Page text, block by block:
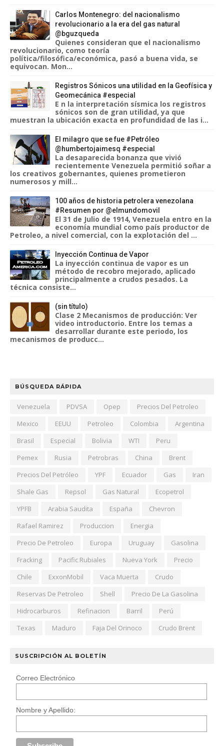
Carlos Montenegro: del nacionalismo
revolucionario a la era del gas natural
@bguzqueda
Quienes consideran que el nacionalismo
revolucionario, como teoría
política/filosófica/económica, pasó a buena vida, se
equivocan. Mon...
Registros Sónicos una utilidad en la Geofísica y
Geomecánica #especial
E n la interpretación sísmica los registros
sónicos son de gran utilidad, ya que
muestran la ubicación exacta en profundidad de las i...
El milagro que se fue #Petróleo
@humbertojaimesq #especial
La desaparecida bonanza que vivió
recientemente Venezuela permitió soñar a
los creativos gobernantes, quienes prometieron
numerosos y mill...
100 años de historia petrolera venezolana
#Resumen por @elmundomovil
El 31 de Julio de 1914, Venezuela entro en la
economía mundial como país productor de
Petroleo, a nivel comercial, con la explotación del ...
Inyección Continua de Vapor
La inyección continua de vapor es un
método de recobro mejorado, aplicado
principalmente a crudos pesados. La
técnica consiste...
(sin título)
Clase 2 Mecanismos de producción: Ver
video introductorio. Entre los temas a
desarrollar durante este periodo, los
mecanismos de producc...
BÚSQUEDA RÁPIDA
Venezuela PDVSA Opep
Precios Del Petroleo
Mexico
EEUU Petroleo Colombia
Argentina
Brasil
Especial Bolivia WTI
Peru
Pemex
Rusia Petrobras China
Brent
Precios Del Petróleo
YPF Ecuador Gas
Iran
Shale Gas
Repsol Gas Natural
Ecopetrol
YPFB
Arabia Saudita España
Chevron
Rafael Ramirez
Produccion
Energia
Precio De Petroleo
Europa Uruguay
Gasolina
Fracking
Pacific Rubiales Nueva York
Precio
Chile
ExxonMobil Vaca Muerta
Crudo
Reservas De Petroleo
Shell
Precio De La Gasolina
Hidrocarburos
Refinacion Barril
Perú
Texas
Maduro Faja Del Orinoco Crudo Brent
SUSCRIPCIÓN AL BOLETÍN
Correo Electrónico
Nombre y Apellido: